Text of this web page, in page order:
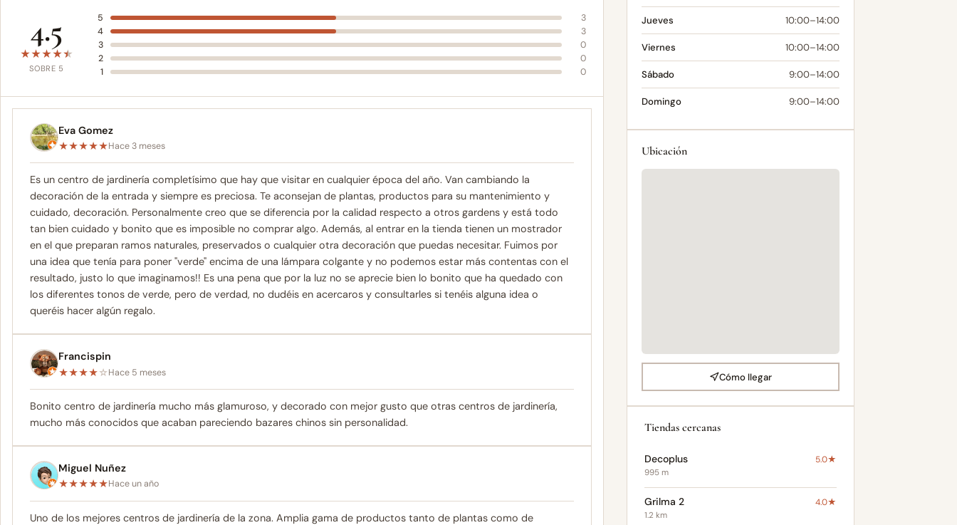
4.5
★★★★★
SOBRE 5
5
3
4
3
3
0
2
0
1
0
Eva Gomez
★★★★★Hace 3 meses
Es un centro de jardinería completísimo que hay que visitar en cualquier época del año. Van cambiando la
decoración de la entrada y siempre es preciosa. Te aconsejan de plantas, productos para su mantenimiento y
cuidado, decoración. Personalmente creo que se diferencia por la calidad respecto a otros gardens y está todo
tan bien cuidado y bonito que es imposible no comprar algo. Además, al entrar en la tienda tienen un mostrador
en el que preparan ramos naturales, preservados o cualquier otra decoración que puedas necesitar. Fuimos por
una idea que tenía para poner "verde" encima de una lámpara colgante y no podemos estar más contentas con el
resultado, justo lo que imaginamos!! Es una pena que por la luz no se aprecie bien lo bonito que ha quedado con
los diferentes tonos de verde, pero de verdad, no dudéis en acercaros y consultarles si tenéis alguna idea o
queréis hacer algún regalo.
Francispin
★★★★☆Hace 5 meses
Bonito centro de jardinería mucho más glamuroso, y decorado con mejor gusto que otras centros de jardinería,
mucho más conocidos que acaban pareciendo bazares chinos sin personalidad.
Miguel Nuñez
★★★★★Hace un año
Uno de los mejores centros de jardinería de la zona. Amplia gama de productos tanto de plantas como de
Jueves 10:00–14:00
Viernes 10:00–14:00
Sábado 9:00–14:00
Domingo 9:00–14:00
Ubicación
Cómo llegar
Tiendas cercanas
Decoplus 5.0★
995 m
Grilma 2 4.0★
1.2 km